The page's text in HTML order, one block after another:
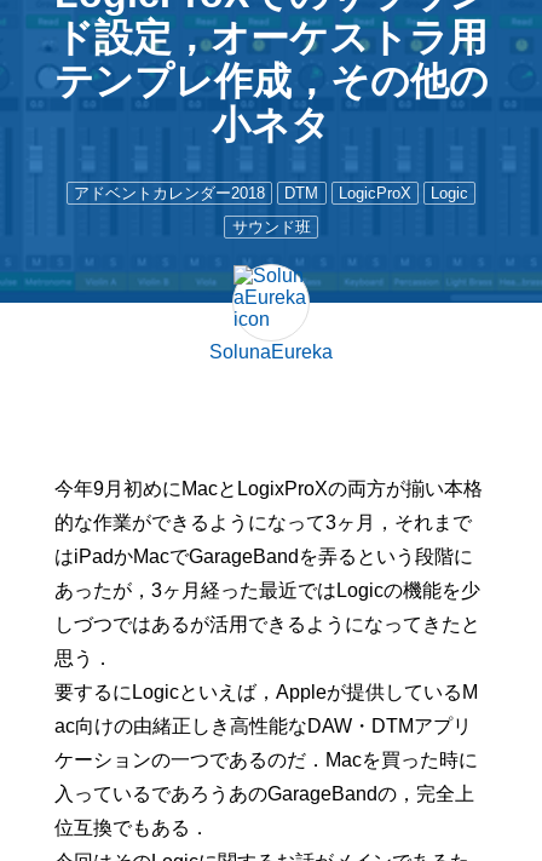
ド設定，オーケストラ用
テンプレ作成，その他の
小ネタ
アドベントカレンダー2018 DTM LogicProX
Logic
サウンド班
SolunaEureka
今年9月初めにMacとLogixProXの両方が揃い本格
的な作業ができるようになって3ヶ月，それまで
はiPadかMacでGarageBandを弄るという段階に
あったが，3ヶ月経った最近ではLogicの機能を少
しづつではあるが活用できるようになってきたと
思う．
要するにLogicといえば，Appleが提供しているM
ac向けの由緒正しき高性能なDAW・DTMアプリ
ケーションの一つであるのだ．Macを買った時に
入っているであろうあのGarageBandの，完全上
位互換でもある．